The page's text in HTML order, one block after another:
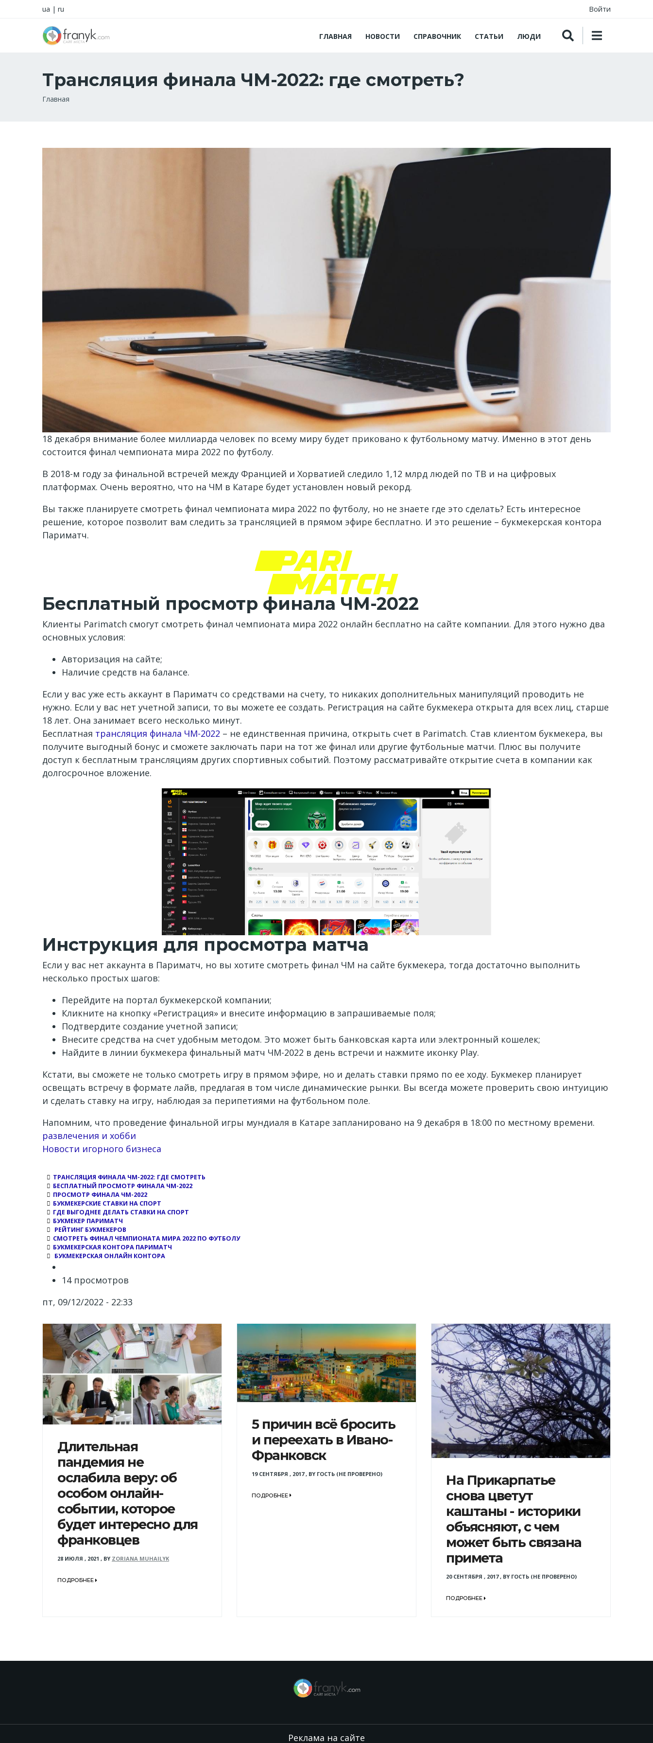
ua | ru Войти
ГЛАВНАЯ НОВОСТИ СПРАВОЧНИК СТАТЬИ ЛЮДИ
Трансляция финала ЧМ-2022: где смотреть?
Строка
Главная
18 декабря внимание более миллиарда человек по всему миру будет приковано к футбольному матчу. Именно в этот день
состоится финал чемпионата мира 2022 по футболу.
В 2018-м году за финальной встречей между Францией и Хорватией следило 1,12 млрд людей по ТВ и на цифровых
платформах. Очень вероятно, что на ЧМ в Катаре будет установлен новый рекорд.
Вы также планируете смотреть финал чемпионата мира 2022 по футболу, но не знаете где это сделать? Есть интересное
решение, которое позволит вам следить за трансляцией в прямом эфире бесплатно. И это решение – букмекерская контора
Париматч.
Бесплатный просмотр финала ЧМ-2022
Клиенты Parimatch смогут смотреть финал чемпионата мира 2022 онлайн бесплатно на сайте компании. Для этого нужно два
основных условия:
Авторизация на сайте;
Наличие средств на балансе.
Если у вас уже есть аккаунт в Париматч со средствами на счету, то никаких дополнительных манипуляций проводить не
нужно. Если у вас нет учетной записи, то вы можете ее создать. Регистрация на сайте букмекера открыта для всех лиц, старше
18 лет. Она занимает всего несколько минут.
Бесплатная трансляция финала ЧМ-2022 – не единственная причина, открыть счет в Parimatch. Став клиентом букмекера, вы
получите выгодный бонус и сможете заключать пари на тот же финал или другие футбольные матчи. Плюс вы получите
доступ к бесплатным трансляциям других спортивных событий. Поэтому рассматривайте открытие счета в компании как
долгосрочное вложение.
Инструкция для просмотра матча
Если у вас нет аккаунта в Париматч, но вы хотите смотреть финал ЧМ на сайте букмекера, тогда достаточно выполнить
несколько простых шагов:
Перейдите на портал букмекерской компании;
Кликните на кнопку «Регистрация» и внесите информацию в запрашиваемые поля;
Подтвердите создание учетной записи;
Внесите средства на счет удобным методом. Это может быть банковская карта или электронный кошелек;
Найдите в линии букмекера финальный матч ЧМ-2022 в день встречи и нажмите иконку Play.
Кстати, вы сможете не только смотреть игру в прямом эфире, но и делать ставки прямо по ее ходу. Букмекер планирует
освещать встречу в формате лайв, предлагая в том числе динамические рынки. Вы всегда можете проверить свою интуицию
и сделать ставку на игру, наблюдая за перипетиями на футбольном поле.
Напомним, что проведение финальной игры мундиаля в Катаре запланировано на 9 декабря в 18:00 по местному времени.
развлечения и хобби
Новости игорного бизнеса
ТРАНСЛЯЦИЯ ФИНАЛА ЧМ-2022: ГДЕ СМОТРЕТЬ
БЕСПЛАТНЫЙ ПРОСМОТР ФИНАЛА ЧМ-2022
ПРОСМОТР ФИНАЛА ЧМ-2022
БУКМЕКЕРСКИЕ СТАВКИ НА СПОРТ
ГДЕ ВЫГОДНЕЕ ДЕЛАТЬ СТАВКИ НА СПОРТ
БУКМЕКЕР ПАРИМАТЧ
РЕЙТИНГ БУКМЕКЕРОВ
СМОТРЕТЬ ФИНАЛ ЧЕМПИОНАТА МИРА 2022 ПО ФУТБОЛУ
БУКМЕКЕРСКАЯ КОНТОРА ПАРИМАТЧ
БУКМЕКЕРСКАЯ ОНЛАЙН КОНТОРА
14 просмотров
пт, 09/12/2022 - 22:33
Длительная
пандемия не
ослабила веру: об
особом онлайн-
событии, которое
будет интересно для
франковцев
28 ИЮЛЯ , 2021 , BY ZORIANA MUHAILYK
ПОДРОБНЕЕ
5 причин всё бросить
и переехать в Ивано-
Франковск
19 СЕНТЯБРЯ , 2017, BY ГОСТЬ (НЕ ПРОВЕРЕНО)
ПОДРОБНЕЕ
На Прикарпатье
снова цветут
каштаны - историки
объясняют, с чем
может быть связана
примета
20 СЕНТЯБРЯ , 2017, BY ГОСТЬ (НЕ ПРОВЕРЕНО)
ПОДРОБНЕЕ
Реклама на сайте